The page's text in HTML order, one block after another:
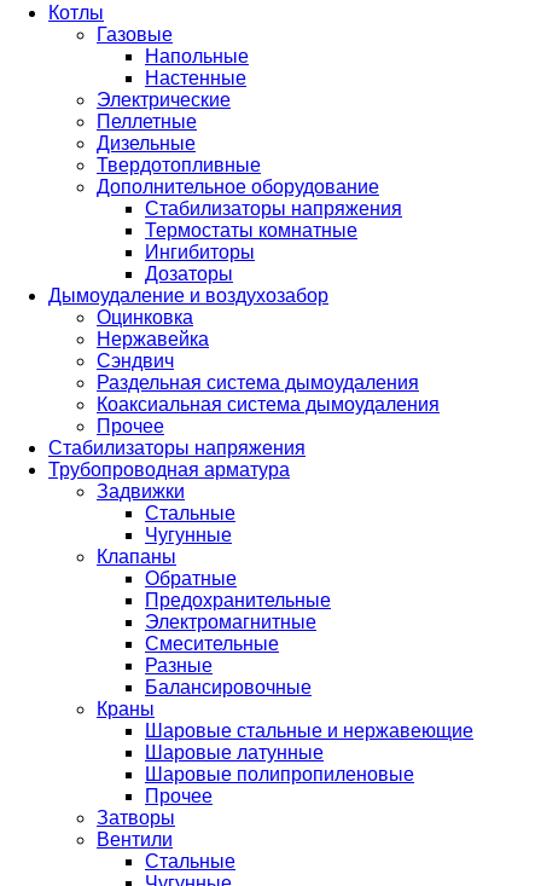
Котлы
Газовые
Напольные
Настенные
Электрические
Пеллетные
Дизельные
Твердотопливные
Дополнительное оборудование
Стабилизаторы напряжения
Термостаты комнатные
Ингибиторы
Дозаторы
Дымоудаление и воздухозабор
Оцинковка
Нержавейка
Сэндвич
Раздельная система дымоудаления
Коаксиальная система дымоудаления
Прочее
Стабилизаторы напряжения
Трубопроводная арматура
Задвижки
Стальные
Чугунные
Клапаны
Обратные
Предохранительные
Электромагнитные
Смесительные
Разные
Балансировочные
Краны
Шаровые стальные и нержавеющие
Шаровые латунные
Шаровые полипропиленовые
Прочее
Затворы
Вентили
Стальные